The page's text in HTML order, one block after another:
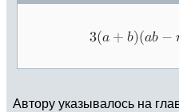
Автору указывалось на